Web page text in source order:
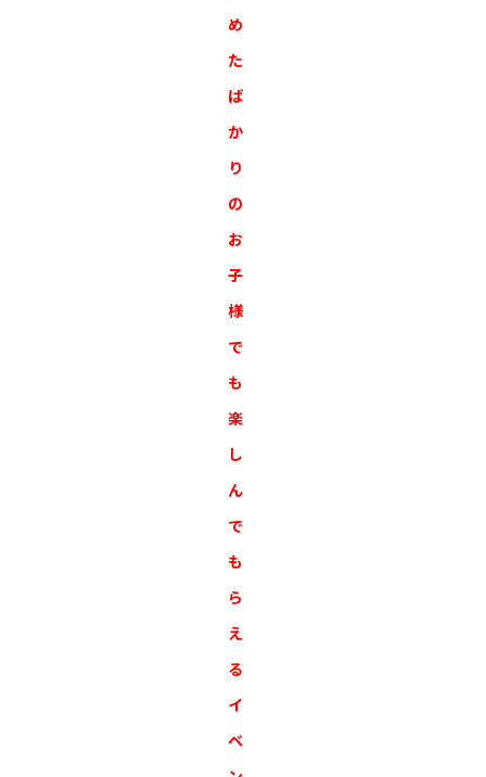
め
た
ば
か
り
の
お
子
様
で
も
楽
し
ん
で
も
ら
え
る
イ
ベ